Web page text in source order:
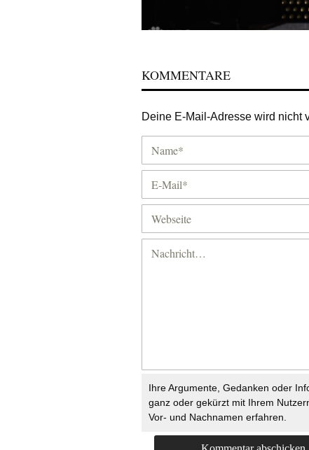
KOMMENTARE
Deine E-Mail-Adresse wird nicht
Ihre Argumente, Gedanken oder
ganz oder gekürzt mit Ihrem
Vor- und Nachnamen erfahren.